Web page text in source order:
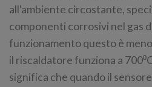
all'ambiente circostante,
componenti corrosivi nel gas
funzionamento questo è
il riscaldatore funziona a
significa che quando il